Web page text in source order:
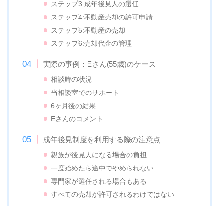
ステップ3:成年後見人の選任
ステップ4:不動産売却の許可申請
ステップ5:不動産の売却
ステップ6:売却代金の管理
実際の事例：Eさん(55歳)のケース
相談時の状況
当相談室でのサポート
6ヶ月後の結果
Eさんのコメント
成年後見制度を利用する際の注意点
親族が後見人になる場合の負担
一度始めたら途中でやめられない
専門家が選任される場合もある
すべての売却が許可されるわけではない